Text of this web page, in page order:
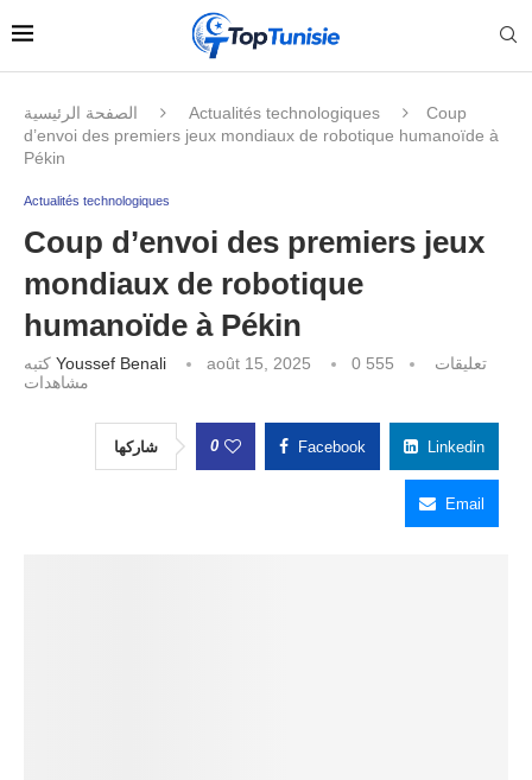
الصفحة الرئيسية Actualités technologiques
Coup
d’envoi des premiers jeux mondiaux de robotique humanoïde à
Pékin
Actualités technologiques
Coup d’envoi des premiers jeux
mondiaux de robotique
humanoïde à Pékin
Youssef Benali août 15, 2025 0 تعليقات
555
مشاهدات
شاركها 0 Facebook Linkedin
Email